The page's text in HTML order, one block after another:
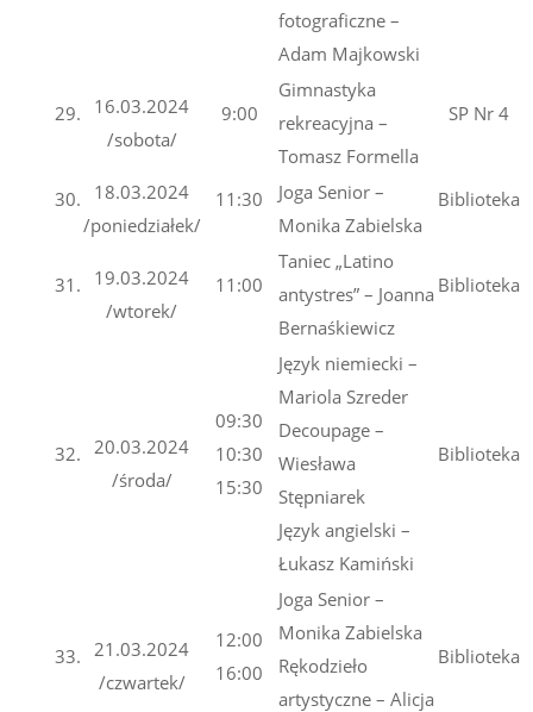
fotograficzne –
Adam Majkowski
29.
16.03.2024
/sobota/
9:00
Gimnastyka
rekreacyjna –
Tomasz Formella
SP Nr 4
30.
18.03.2024
/poniedziałek/
11:30
Joga Senior –
Monika Zabielska
Biblioteka
31.
19.03.2024
/wtorek/
11:00
Taniec „Latino
antystres” – Joanna
Bernaśkiewicz
Biblioteka
32.
20.03.2024
/środa/
09:30
10:30
15:30
Język niemiecki –
Mariola Szreder
Decoupage –
Wiesława
Stępniarek
Język angielski –
Łukasz Kamiński
Biblioteka
33.
21.03.2024
/czwartek/
12:00
16:00
Joga Senior –
Monika Zabielska
Rękodzieło
artystyczne – Alicja
Biblioteka